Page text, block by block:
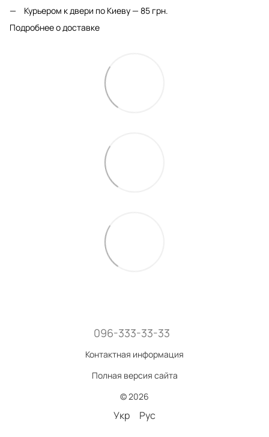
Курьером к двери по Киеву — 85 грн.
Подробнее о доставке
096-333-33-33
Контактная информация
Полная версия сайта
© 2026
Укр Рус